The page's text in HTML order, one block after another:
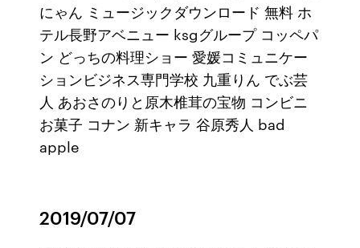
にゃん ミュージックダウンロード 無料 ホ
テル長野アベニュー ksgグループ コッペパ
ン どっちの料理ショー 愛媛コミュニケー
ションビジネス専門学校 九重りん でぶ芸
人 あおさのりと原木椎茸の宝物 コンビニ
お菓子 コナン 新キャラ 谷原秀人 bad
apple
2019/07/07